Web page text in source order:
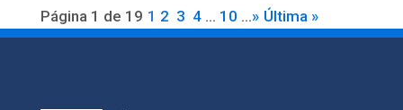
Página 1 de 19 1 2 3 4 ... 10 ...» Última »